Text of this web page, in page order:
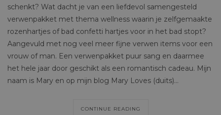
schenkt? Wat dacht je van een liefdevol samengesteld
verwenpakket met thema wellness waarin je zelfgemaakte
rozenhartjes of bad confetti hartjes voor in het bad stopt?
Aangevuld met nog veel meer fijne verwen items voor een
vrouw of man. Een verwenpakket puur sang en daarmee
het hele jaar door geschikt als een romantisch cadeau. Mijn
naam is Mary en op mijn blog Mary Loves (duits)…
CONTINUE READING